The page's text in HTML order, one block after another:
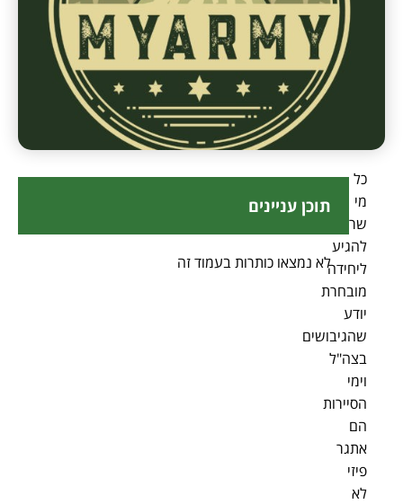
כל
מי
שרוצה
להגיע
ליחידה
מובחרת
יודע
שהגיבושים
בצה"ל
וימי
הסיירות
הם
אתגר
פיזי
לא
תוכן עניינים
לא נמצאו כותרות בעמוד זה